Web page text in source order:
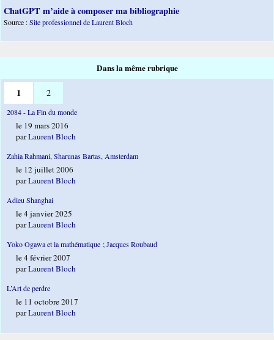
ChatGPT m’aide à composer ma bibliographie
Source :Site professionnel de Laurent Bloch
Dans la même rubrique
1 2
2084 - La Fin du monde
le 19 mars 2016
parLaurent Bloch
Zahia Rahmani, Sharunas Bartas, Amsterdam
le 12 juillet 2006
parLaurent Bloch
Adieu Shanghai
le 4 janvier 2025
parLaurent Bloch
Yoko Ogawa et la mathématique ; Jacques Roubaud
le 4 février 2007
parLaurent Bloch
L’Art de perdre
le 11 octobre 2017
parLaurent Bloch